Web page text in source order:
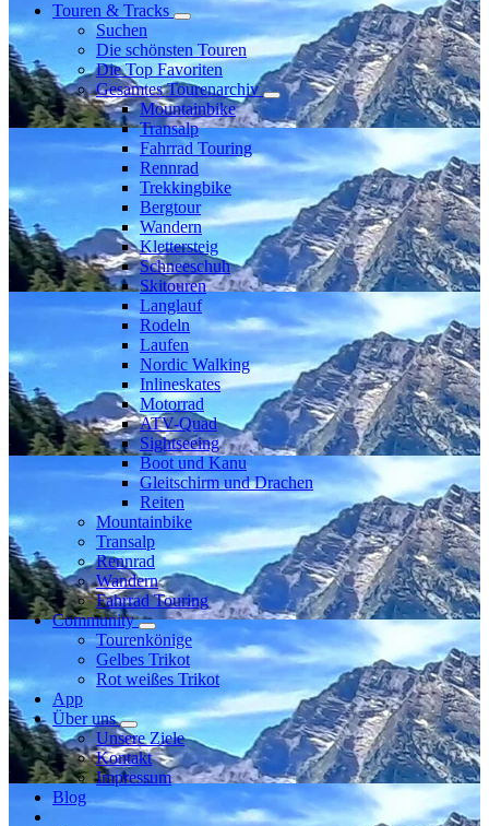
Touren & Tracks
Suchen
Die schönsten Touren
Die Top Favoriten
Gesamtes Tourenarchiv
Mountainbike
Transalp
Fahrrad Touring
Rennrad
Trekkingbike
Bergtour
Wandern
Klettersteig
Schneeschuh
Skitouren
Langlauf
Rodeln
Laufen
Nordic Walking
Inlineskates
Motorrad
ATV-Quad
Sightseeing
Boot und Kanu
Gleitschirm und Drachen
Reiten
Mountainbike
Transalp
Rennrad
Wandern
Fahrrad Touring
Community
Tourenkönige
Gelbes Trikot
Rot weißes Trikot
App
Über uns
Unsere Ziele
Kontakt
Impressum
Blog